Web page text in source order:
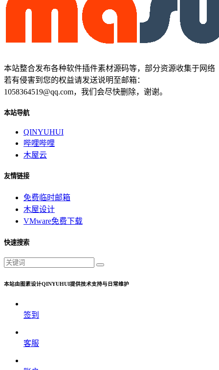
本站整合发布各种软件插件素材源码等，部分资源收集于网络
若有侵害到您的权益请发送说明至邮箱：
1058364519@qq.com，我们会尽快删除，谢谢。
本站导航
QINYUHUI
哔哩哔哩
木屋云
友情链接
免费临时邮箱
木屋设计
VMware免费下载
快速搜索
本站由图素设计QINYUHUI提供技术支持与日常维护
签到
客服